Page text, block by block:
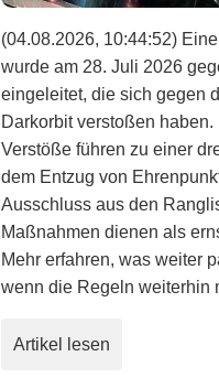
(04.08.2026, 10:44:52)
wurde am 28. Juli 2026
eingeleitet, die sich gegen
Darkorbit verstoßen haben.
Verstöße führen zu einer
dem Entzug von
Ausschluss aus den
Maßnahmen dienen als
Mehr erfahren, was weiter
wenn die Regeln weiterhin
Artikel lesen